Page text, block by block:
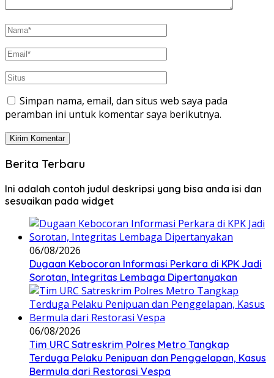
Simpan nama, email, dan situs web saya pada
peramban ini untuk komentar saya berikutnya.
Berita Terbaru
Ini adalah contoh judul deskripsi yang bisa anda isi dan
sesuaikan pada widget
06/08/2026
Dugaan Kebocoran Informasi Perkara di KPK Jadi
Sorotan, Integritas Lembaga Dipertanyakan
06/08/2026
Tim URC Satreskrim Polres Metro Tangkap
Terduga Pelaku Penipuan dan Penggelapan, Kasus
Bermula dari Restorasi Vespa